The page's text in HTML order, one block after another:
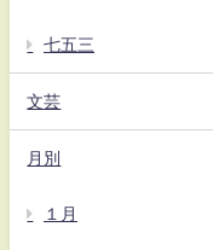
七五三
文芸
月別
１月